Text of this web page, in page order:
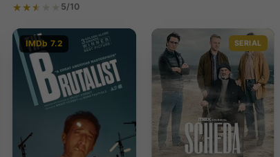
5/10
IMDb 7.2 SERIAL